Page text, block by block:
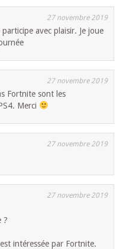
27 novembre 2019
avec plaisir. Je joue
27 novembre 2019
Fortnite sont les
Merci
27 novembre 2019
27 novembre 2019
?
intéressée par Fortnite.